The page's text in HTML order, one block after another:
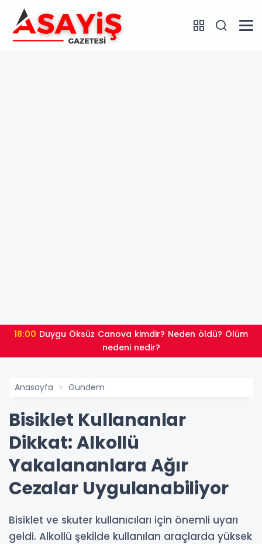
18:00
nedeni nedir?
Anasayfa Gündem
Bisiklet Kullananlar
Dikkat: Alkollü
Yakalananlara Ağır
Cezalar Uygulanabiliyor
Bisiklet ve skuter kullanıcıları için önemli uyarı
geldi. Alkollü şekilde kullanılan araçlarda yüksek